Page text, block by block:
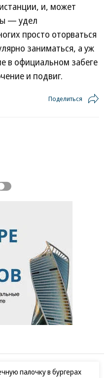
и, может
— удел
просто оторваться
заниматься, а уж
в официальном забеге
и подвиг.
Поделиться
палочку в бургерах